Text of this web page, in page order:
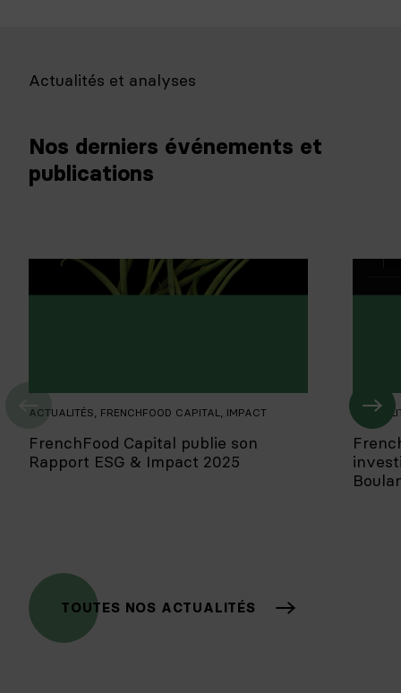
Actualités et analyses
Nos derniers événements et
publications
ACTUALITÉS FRENCHFOOD CAPITAL IMPACT
FrenchFood Capital publie son
Rapport ESG & Impact 2025
TOUTES NOS ACTUALITÉS